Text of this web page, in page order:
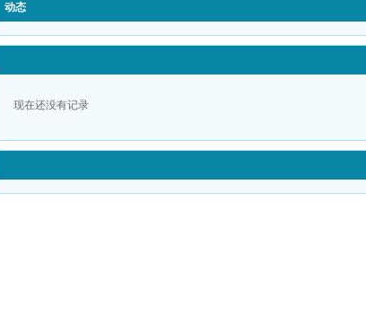
动态
现在还没有记录